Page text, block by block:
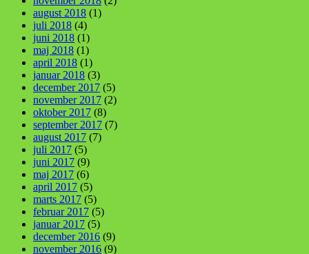
august 2018 (1)
juli 2018 (4)
juni 2018 (1)
maj 2018 (1)
april 2018 (1)
januar 2018 (3)
december 2017 (5)
november 2017 (2)
oktober 2017 (8)
september 2017 (7)
august 2017 (7)
juli 2017 (5)
juni 2017 (9)
maj 2017 (6)
april 2017 (5)
marts 2017 (5)
februar 2017 (5)
januar 2017 (5)
december 2016 (9)
november 2016 (9)